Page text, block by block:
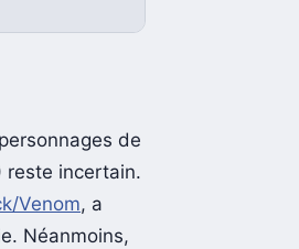
de
reste incertain.
Venom, a
Néanmoins,